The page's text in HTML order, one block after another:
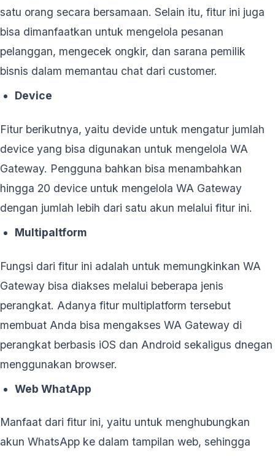
satu orang secara bersamaan. Selain itu, fitur ini juga
bisa dimanfaatkan untuk mengelola pesanan
pelanggan, mengecek ongkir, dan sarana pemilik
bisnis dalam memantau chat dari customer.
Device
Fitur berikutnya, yaitu devide untuk mengatur jumlah
device yang bisa digunakan untuk mengelola WA
Gateway. Pengguna bahkan bisa menambahkan
hingga 20 device untuk mengelola WA Gateway
dengan jumlah lebih dari satu akun melalui fitur ini.
Multipaltform
Fungsi dari fitur ini adalah untuk memungkinkan WA
Gateway bisa diakses melalui beberapa jenis
perangkat. Adanya fitur multiplatform tersebut
membuat Anda bisa mengakses WA Gateway di
perangkat berbasis iOS dan Android sekaligus dnegan
menggunakan browser.
Web WhatApp
Manfaat dari fitur ini, yaitu untuk menghubungkan
akun WhatsApp ke dalam tampilan web, sehingga